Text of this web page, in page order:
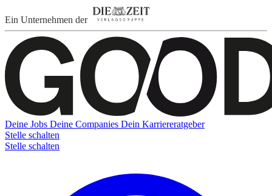
Ein Unternehmen der
Deine Jobs Deine Companies Dein Karriereratgeber
Stelle schalten
Stelle schalten